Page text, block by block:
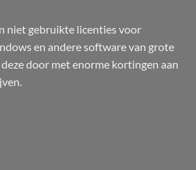
niet gebruikte licenties voor
en andere software van grote
door met enorme kortingen aan